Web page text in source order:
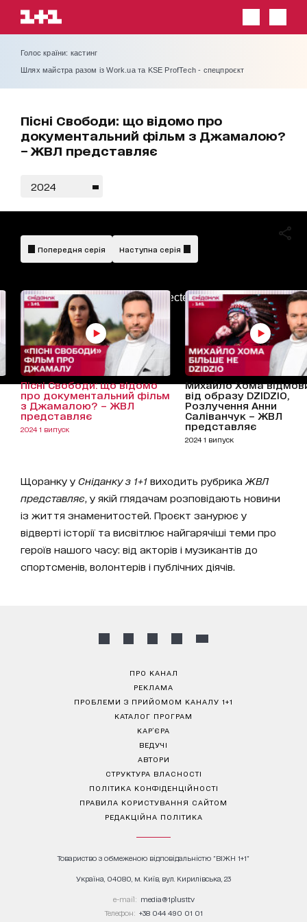
Голос країни: кастинг
Шлях майстра разом із Work.ua та KSE ProfTech - спецпроєкт
Пісні Свободи: що відомо про
документальний фільм з Джамалою?
– ЖВЛ представляє
2024
AdBlockDetected!
Попередня серія Наступна серія
Пісні Свободи: що відомо
про документальний фільм
з Джамалою? – ЖВЛ
представляє
2024 1 випуск
Михайло Хома
від образу DZIDZIO,
Розлучення Анни
Саліванчук – ЖВЛ
представляє
2024 1 випуск
Щоранку у Сніданку з 1+1 виходить рубрика ЖВЛ
представляє , у якій глядачам розповідають новини
із життя знаменитостей. Проєкт занурює у
відверті історії та висвітлює найгарячіші теми про
героїв нашого часу: від акторів і музикантів до
спортсменів, волонтерів і публічних діячів.
ПРО КАНАЛ
РЕКЛАМА
ПРОБЛЕМИ З ПРИЙОМОМ КАНАЛУ 1+1
КАТАЛОГ ПРОГРАМ
КАР’ЄРА
ВЕДУЧІ
АВТОРИ
СТРУКТУРА ВЛАСНОСТІ
ПОЛІТИКА КОНФІДЕНЦІЙНОСТІ
ПРАВИЛА КОРИСТУВАННЯ САЙТОМ
РЕДАКЦІЙНА ПОЛІТИКА
Товариство з обмеженою відповідальністю "ВІЖН 1+1"
Україна, 04080, м. Київ, вул. Кирилівська, 23
е-mail: media@1plus1.tv
Телефон: +38 044 490 01 01